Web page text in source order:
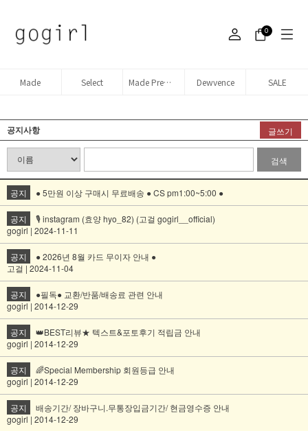
0
Made Select Made Premium denim Dewvence SALE
공지사항 글쓰기
검색
공지 ● 5만원 이상 구매시 무료배송 ● CS pm1:00~5:00 ●
공지
🎙️ instagram (효양 hyo_82) (고걸 gogirl__official)
gogirl | 2024-11-11
공지
● 2026년 8월 카드 무이자 안내 ●
고걸 | 2024-11-04
공지
●필독● 교환/반품/배송료 관련 안내
gogirl | 2014-12-29
공지
👑BEST리뷰★ 텍스트&포토후기 적립금 안내
gogirl | 2014-12-29
공지
🌈Special Membership 회원등급 안내
gogirl | 2014-12-29
공지
배송기간/ 장바구니.무통장입금기간/ 현금영수증 안내
gogirl | 2014-12-29